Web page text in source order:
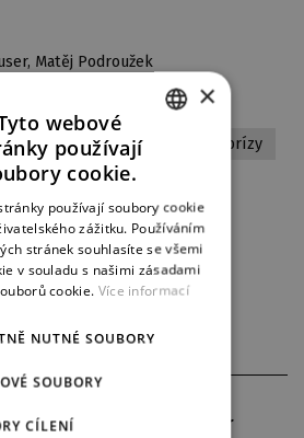
Matěj Podroužek
česká premiéra poslední reprízy
aktuální obsazení
agentura S. Fischer
GERMAN
×
webové
používají
cookie.
používají soubory cookie
zážitku. Používáním
stránek souhlasíte se všemi
v souladu s našimi zásadami
cookie. Více informací
NUTNÉ SOUBORY
SOUBORY
CÍLENÍ